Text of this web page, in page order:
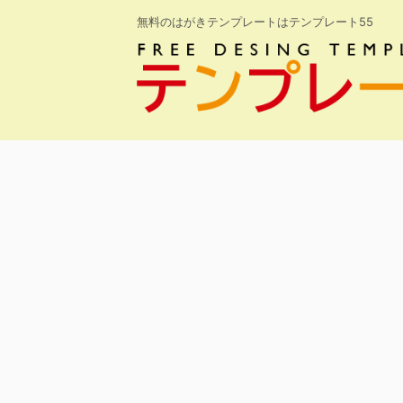
無料のはがきテンプレートはテンプレート55